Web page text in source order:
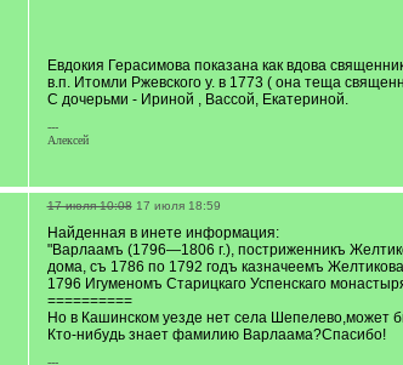
Евдокия Герасимова показана как вдова
в.п. Итомли Ржевского у. в 1773 ( она теща
С дочерьми - Ириной , Вассой, Екатериной.
---
Алексей
17 июля 10:08 17 июля 18:59
Найденная в инете информация:
"Варлаамъ (1796—1806 г.), постриженникъ
дома, съ 1786 по 1792 годъ казначеемъ
1796 Игуменомъ Старицкаго Успенскаго
==========
Но в Кашинском уезде нет села Шепелево,может
Кто-нибудь знает фамилию Варлаама?Спасибо!
---